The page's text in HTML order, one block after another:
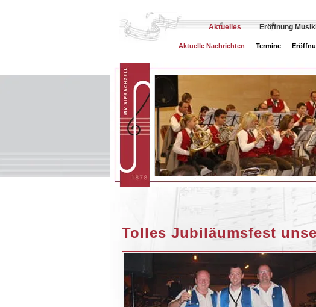
Aktuelles Eröffnung
Aktuelle Nachrichten Termine
Tolles Jubiläumsfest